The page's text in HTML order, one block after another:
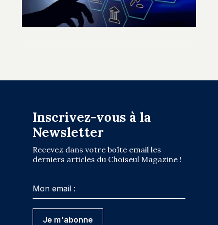
Inscrivez-vous à la
Newsletter
Recevez dans votre boîte email les
derniers articles du Choiseul Magazine !